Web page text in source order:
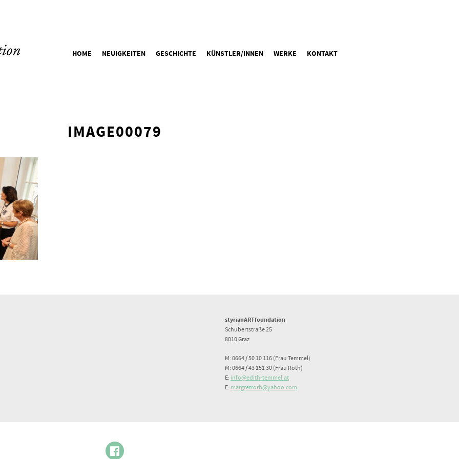
HOME NEUIGKEITEN GESCHICHTE KÜNSTLER/INNEN WERKE KONTAKT
IMAGE00079
styrianARTfoundation
Schubertstraße 25
8010 Graz
M: 0664 / 50 10 116 (Frau Temmel)
M: 0664 / 43 151 30 (Frau Roth)
E: info@edith-temmel.at
E: margretroth@yahoo.com